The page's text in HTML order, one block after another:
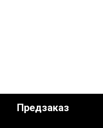
Предзаказ